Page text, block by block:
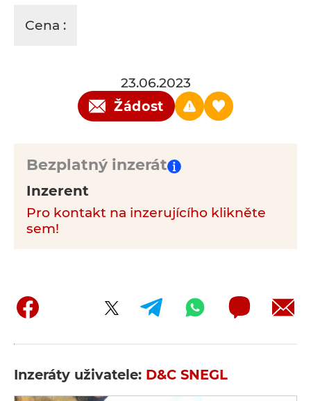
Cena :
23.06.2023
Žádost
Bezplatný inzerát
Inzerent
Pro kontakt na inzerujícího klikněte
sem!
Inzeráty uživatele: D&C SNEGL